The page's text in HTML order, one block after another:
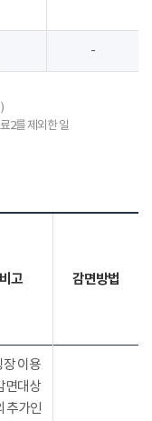
-
2를 제외한 일
비고 감면방법
장 이용
면대상
추가인